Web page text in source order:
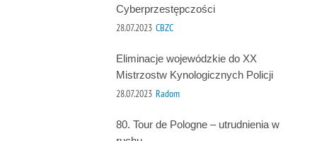
Cyberprzestępczości
28.07.2023 CBZC
Eliminacje wojewódzkie do XX
Mistrzostw Kynologicznych Policji
28.07.2023 Radom
80. Tour de Pologne – utrudnienia w